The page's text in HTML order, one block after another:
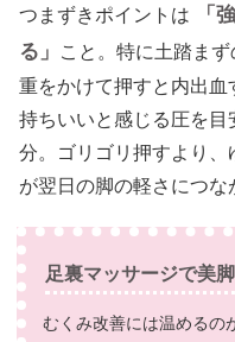
つまずきポイントは
「
る」
こと。特に土踏ま
重をかけて押すと内出
持ちいいと感じる圧を
分。ゴリゴリ押すより
が翌日の脚の軽さにつな
足裏マッサージで美
むくみ改善には温めるの